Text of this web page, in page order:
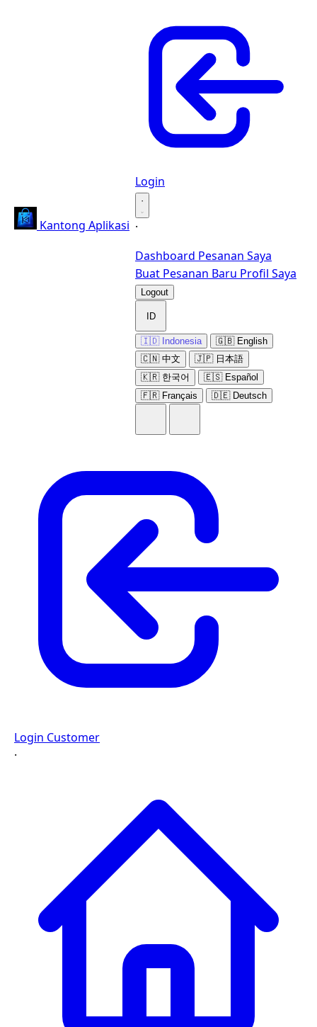
Kantong Aplikasi
Login
·
·
Dashboard Pesanan Saya
Buat Pesanan Baru Profil Saya
Logout
ID
🇮🇩 Indonesia
🇬🇧 English
🇨🇳 中文
🇯🇵 日本語
🇰🇷 한국어
🇪🇸 Español
🇫🇷 Français
🇩🇪 Deutsch
Login Customer
·